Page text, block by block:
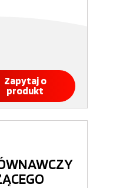
Zapytaj o
produkt